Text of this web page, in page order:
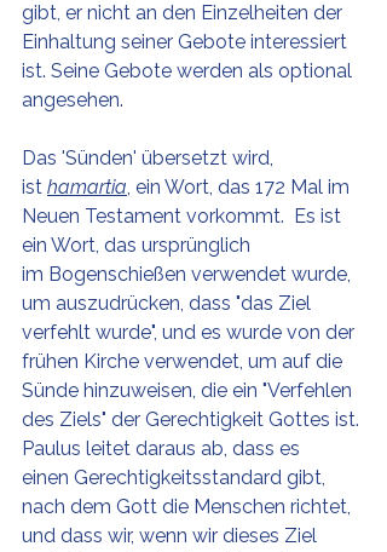
gibt, er nicht an den Einzelheiten der
Einhaltung seiner Gebote interessiert
ist. Seine Gebote werden als optional
angesehen.
Das 'Sünden' übersetzt wird,
ist hamartia, ein Wort, das 172 Mal im
Neuen Testament vorkommt.  Es ist
ein Wort, das ursprünglich
im Bogenschießen verwendet wurde,
um auszudrücken, dass "das Ziel
verfehlt wurde", und es wurde von der
frühen Kirche verwendet, um auf die
Sünde hinzuweisen, die ein "Verfehlen
des Ziels" der Gerechtigkeit Gottes ist.
Paulus leitet daraus ab, dass es
einen Gerechtigkeitsstandard gibt,
nach dem Gott die Menschen richtet,
und dass wir, wenn wir dieses Ziel